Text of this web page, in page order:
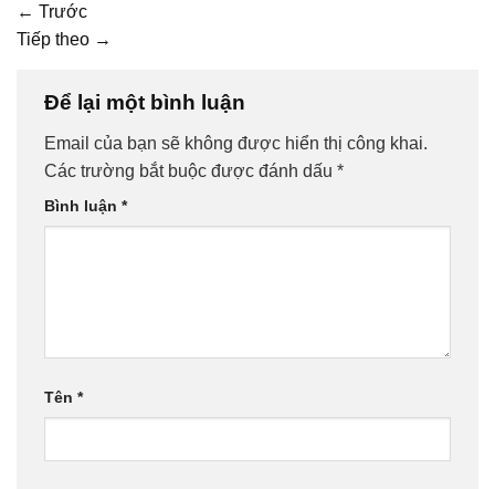
← Trước
Tiếp theo →
Để lại một bình luận
Email của bạn sẽ không được hiển thị công khai.
Các trường bắt buộc được đánh dấu *
Bình luận *
Tên *